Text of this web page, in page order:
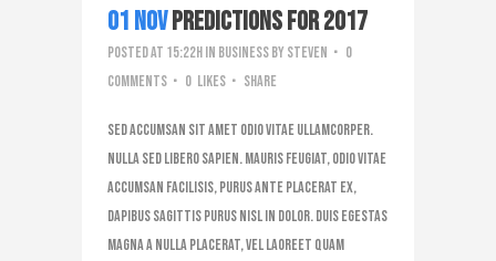
01 NovPredictions for 2017
Posted at 15:22hin Businessby steven
0
Comments
0 Likes Share
Sed accumsan sit amet odio vitae ullamcorper.
Nulla sed libero sapien. Mauris feugiat, odio vitae
accumsan facilisis, purus ante placerat ex,
dapibus sagittis purus nisl in dolor. Duis egestas
magna a nulla placerat, vel laoreet quam